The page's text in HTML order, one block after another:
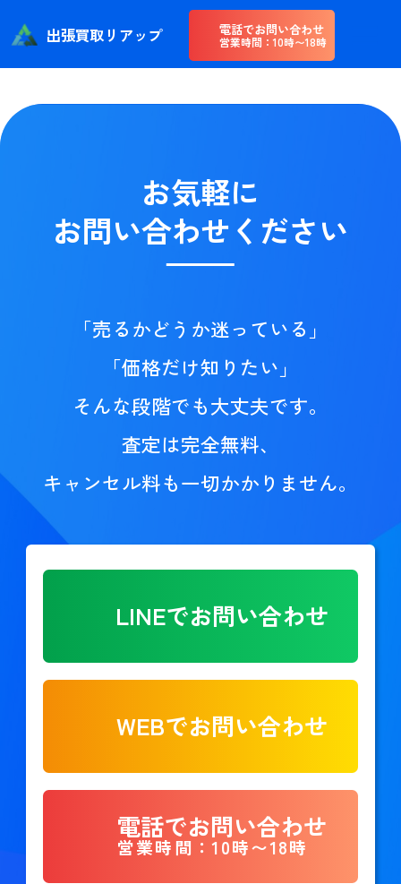
出張買取リアップ 電話でお問い合わせ
営業時間：10時〜18時
お気軽に
お問い合わせください
「売るかどうか迷っている」
「価格だけ知りたい」
そんな段階でも大丈夫です。
査定は完全無料、
キャンセル料も一切かかりません。
LINEでお問い合わせ
WEBでお問い合わせ
電話でお問い合わせ
営業時間：10時〜18時